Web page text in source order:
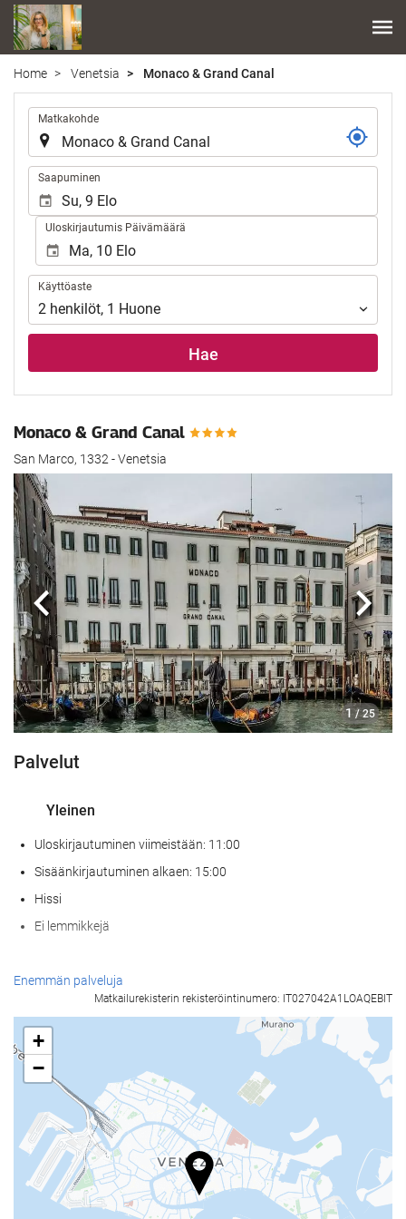
Home Venetsia Monaco & Grand Canal
Matkakohde
Saapuminen
Uloskirjautumis Päivämäärä
Käyttöaste
Käyttöaste
2 henkilöt, 1 Huone
Hae
Monaco & Grand Canal
San Marco, 1332 - Venetsia
1 / 25
Edellinen
Palvelut
Yleinen
Uloskirjautuminen viimeistään: 11:00
Sisäänkirjautuminen alkaen: 15:00
Hissi
Ei lemmikkejä
Ruoka & juoma
Baari
Paikan päällä sijaitseva kahvila
Vastaanottopalvelut
24h-vastaanotto
Matkatavarasäilytys
Enemmän palveluja
Matkailurekisterin rekisteröintinumero: IT027042A1LOAQEBIT
+
−